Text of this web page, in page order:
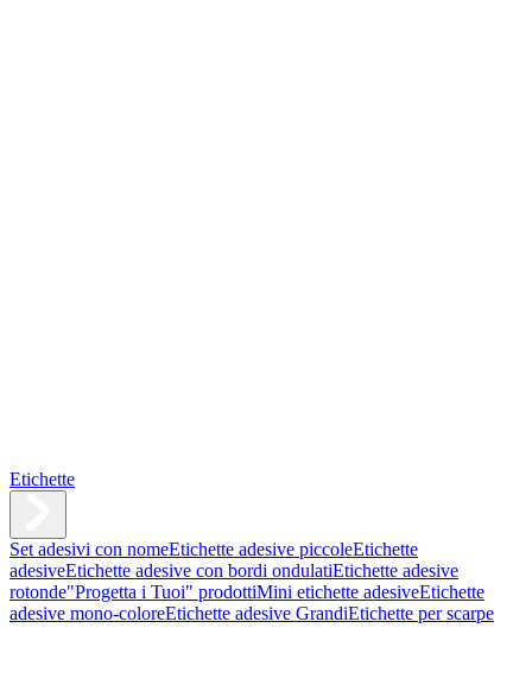
Etichette
Set adesivi con nomeEtichette adesive piccoleEtichette
adesiveEtichette adesive con bordi ondulatiEtichette adesive
rotonde"Progetta i Tuoi" prodottiMini etichette adesiveEtichette
adesive mono-coloreEtichette adesive GrandiEtichette per scarpe